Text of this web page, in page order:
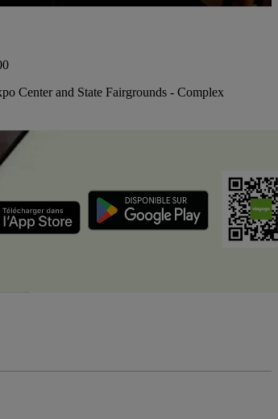
Center and State Fairgrounds - Complex